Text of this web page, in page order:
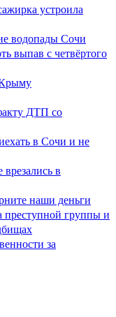
устроила
водопады Сочи
выпав с четвёртого
ДТП со
в Сочи и не
в
наши деньги
преступной группы и
за